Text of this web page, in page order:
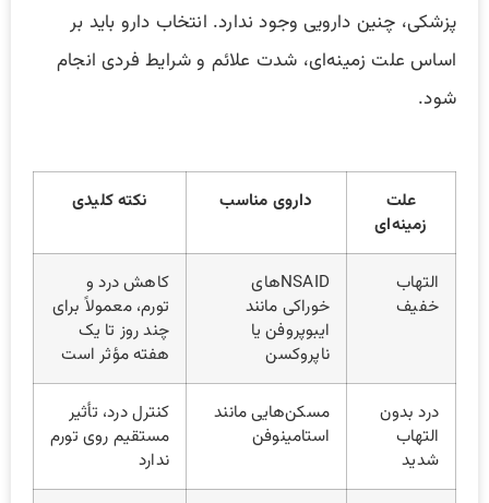
پزشکی، چنین دارویی وجود ندارد. انتخاب دارو باید بر
اساس علت زمینه‌ای، شدت علائم و شرایط فردی انجام
شود.
علت
زمینه‌ای
داروی مناسب نکته کلیدی
التهاب
خفیف
NSAIDهای
خوراکی مانند
ایبوپروفن یا
ناپروکسن
کاهش درد و
تورم، معمولاً برای
چند روز تا یک
هفته مؤثر است
درد بدون
التهاب
شدید
مسکن‌هایی مانند
استامینوفن
کنترل درد، تأثیر
مستقیم روی تورم
ندارد